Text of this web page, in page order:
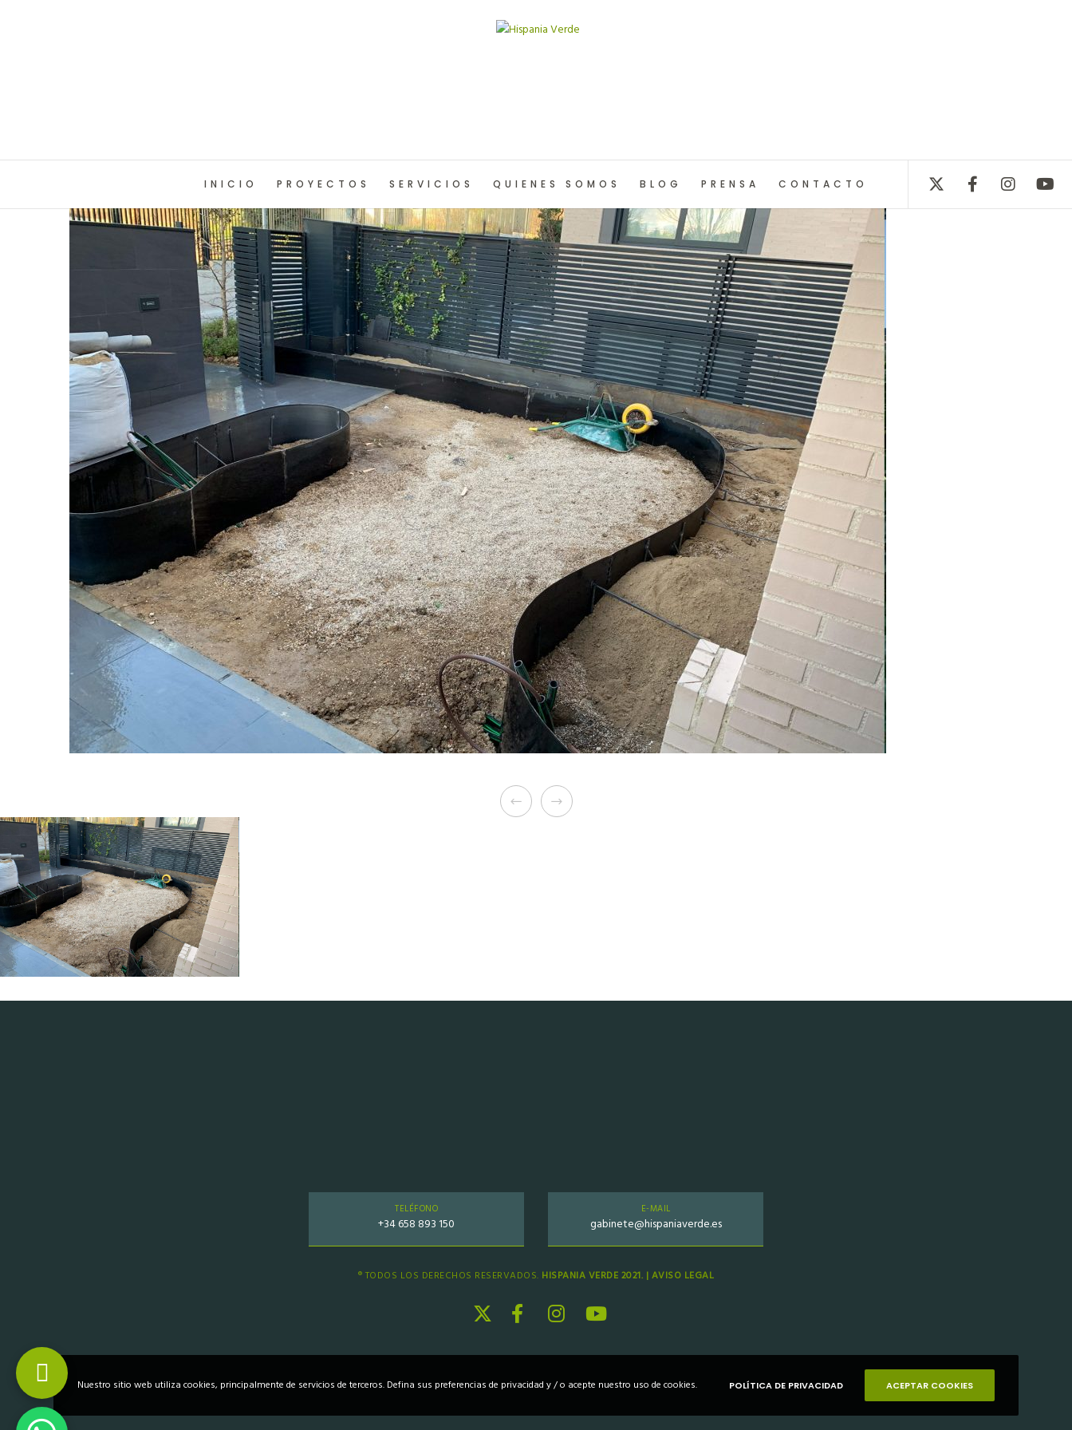
INICIO PROYECTOS SERVICIOS QUIENES SOMOS BLOG PRENSA CONTACTO
TELÉFONO
+34 658 893 150
E-MAIL
gabinete@hispaniaverde.es
® TODOS LOS DERECHOS RESERVADOS. HISPANIA VERDE 2021. | AVISO LEGAL
Nuestro sitio web utiliza cookies, principalmente de servicios de terceros. Defina sus preferencias de privacidad y / o acepte nuestro uso de cookies. POLÍTICA DE PRIVACIDAD ACEPTAR COOKIES